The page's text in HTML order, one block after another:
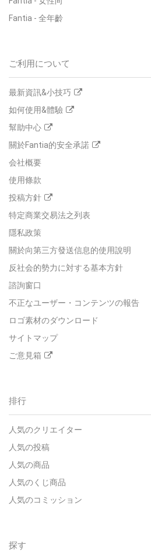
Fantia - 全年齡
ご利用について
最新資訊&小技巧
如何使用&體驗
幫助中心
關於Fantia的安全承諾
会社概要
使用條款
投稿方針
特定商業交易法之列表
隱私政策
關於向第三方發送信息的使用說明
反社会的勢力に対する基本方針
諮詢窗口
不正なユーザー・コンテンツの報告
ロゴ素材のダウンロード
サイトマップ
ご意見箱
排行
人気のクリエイター
人気の投稿
人気の商品
人気のくじ商品
人気のコミッション
探す